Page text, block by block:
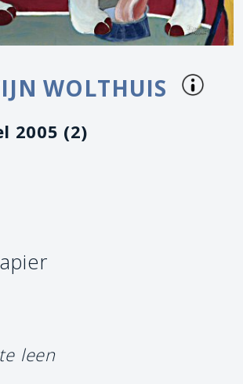
WOLTHUIS
2005 (2)
leen